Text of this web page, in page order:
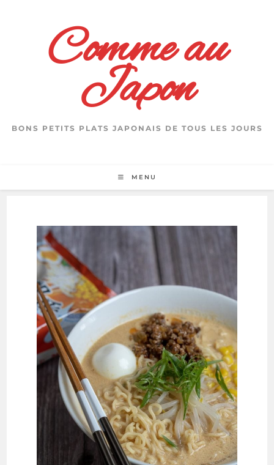
Comme au
Japon
BONS PETITS PLATS JAPONAIS DE TOUS LES JOURS
MENU